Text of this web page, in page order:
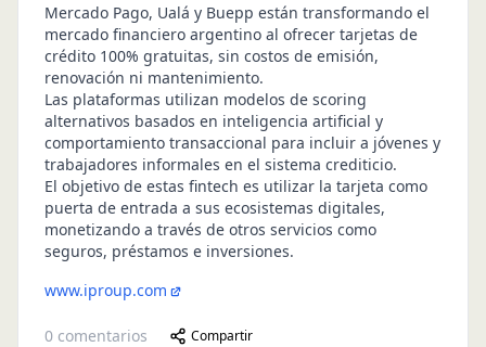
Mercado Pago, Ualá y Buepp están transformando el
mercado financiero argentino al ofrecer tarjetas de
crédito 100% gratuitas, sin costos de emisión,
renovación ni mantenimiento.
Las plataformas utilizan modelos de scoring
alternativos basados en inteligencia artificial y
comportamiento transaccional para incluir a jóvenes y
trabajadores informales en el sistema crediticio.
El objetivo de estas fintech es utilizar la tarjeta como
puerta de entrada a sus ecosistemas digitales,
monetizando a través de otros servicios como
seguros, préstamos e inversiones.
www.iproup.com
0 comentarios Compartir